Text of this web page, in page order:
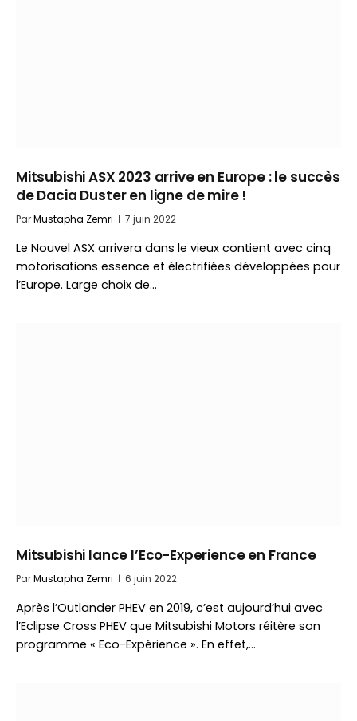
Mitsubishi ASX 2023 arrive en Europe : le succès
de Dacia Duster en ligne de mire !
ParMustapha Zemri 7 juin 2022
Le Nouvel ASX arrivera dans le vieux contient avec cinq
motorisations essence et électrifiées développées pour
l’Europe. Large choix de…
Mitsubishi lance l’Eco-Experience en France
ParMustapha Zemri 6 juin 2022
Après l’Outlander PHEV en 2019, c’est aujourd’hui avec
l’Eclipse Cross PHEV que Mitsubishi Motors réitère son
programme « Eco-Expérience ». En effet,…